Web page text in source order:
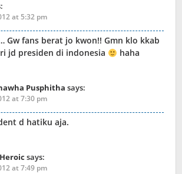
at 5:32 pm
Gw fans berat jo kwon!! Gmn klo kkab
jd presiden di indonesia
haha
Pusphitha says:
at 7:30 pm
d hatiku aja.
says:
at 7:49 pm